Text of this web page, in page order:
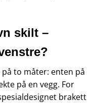
skilt –
to måter: enten på
på en vegg. For
brakett